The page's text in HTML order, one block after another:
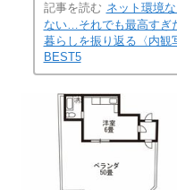
記事を読む ネット環境
ない…それでも最高すぎ
暮らしを振り返る〈内
BEST5